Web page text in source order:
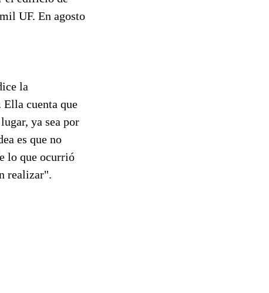
UF. En agosto
la
cuenta que
ya sea por
es que no
lo que ocurrió
realizar".